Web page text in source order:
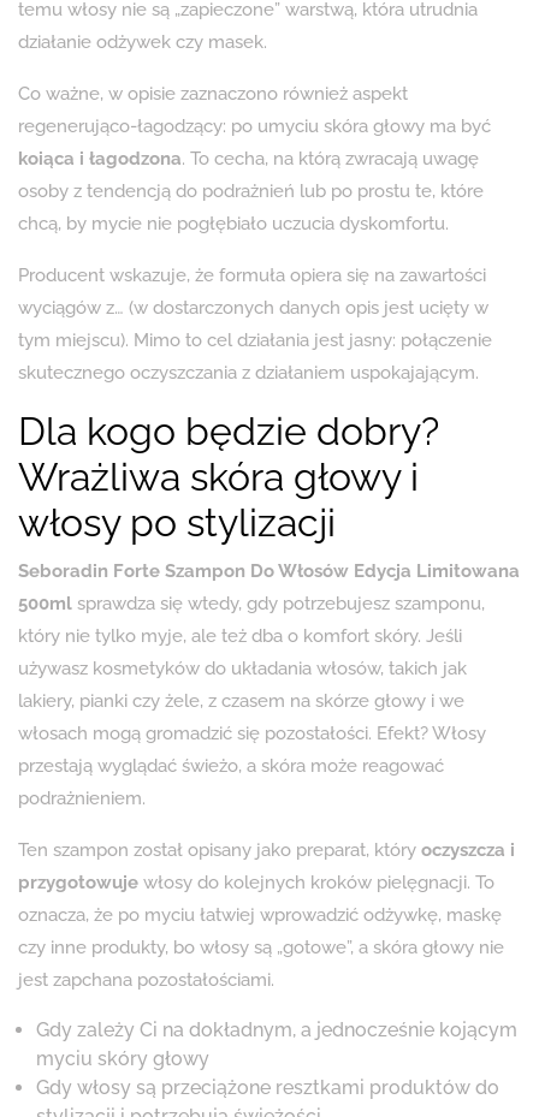
temu włosy nie są „zapieczone” warstwą, która utrudnia
działanie odżywek czy masek.
Co ważne, w opisie zaznaczono również aspekt
regenerująco-łagodzący: po umyciu skóra głowy ma być
koiąca i łagodzona. To cecha, na którą zwracają uwagę
osoby z tendencją do podrażnień lub po prostu te, które
chcą, by mycie nie pogłębiało uczucia dyskomfortu.
Producent wskazuje, że formuła opiera się na zawartości
wyciągów z… (w dostarczonych danych opis jest ucięty w
tym miejscu). Mimo to cel działania jest jasny: połączenie
skutecznego oczyszczania z działaniem uspokajającym.
Dla kogo będzie dobry?
Wrażliwa skóra głowy i
włosy po stylizacji
Seboradin Forte Szampon Do Włosów Edycja Limitowana
500ml sprawdza się wtedy, gdy potrzebujesz szamponu,
który nie tylko myje, ale też dba o komfort skóry. Jeśli
używasz kosmetyków do układania włosów, takich jak
lakiery, pianki czy żele, z czasem na skórze głowy i we
włosach mogą gromadzić się pozostałości. Efekt? Włosy
przestają wyglądać świeżo, a skóra może reagować
podrażnieniem.
Ten szampon został opisany jako preparat, który oczyszcza i
przygotowuje włosy do kolejnych kroków pielęgnacji. To
oznacza, że po myciu łatwiej wprowadzić odżywkę, maskę
czy inne produkty, bo włosy są „gotowe”, a skóra głowy nie
jest zapchana pozostałościami.
Gdy zależy Ci na dokładnym, a jednocześnie kojącym
myciu skóry głowy
Gdy włosy są przeciążone resztkami produktów do